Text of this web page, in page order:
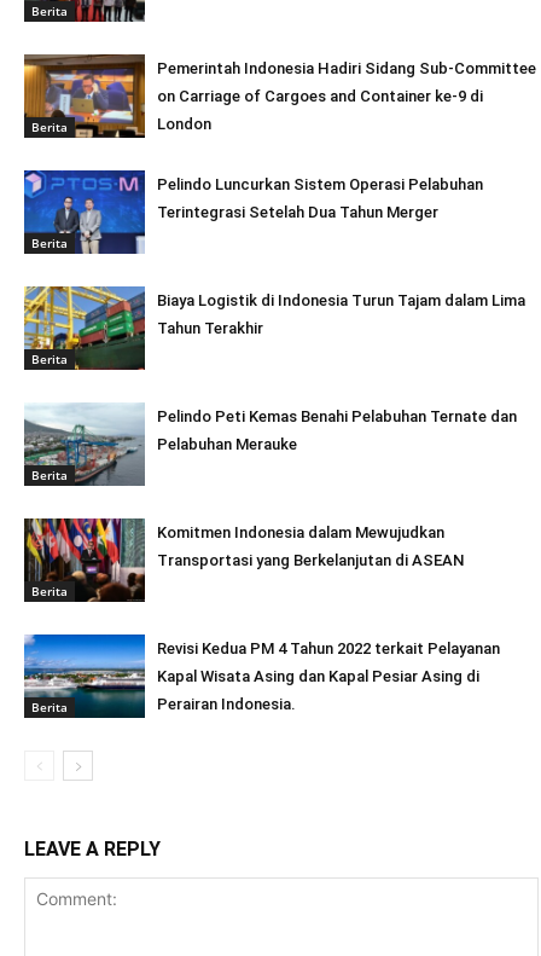
Berita
Berita
Pemerintah Indonesia Hadiri Sidang Sub-Committee
on Carriage of Cargoes and Container ke-9 di
London
Berita
Pelindo Luncurkan Sistem Operasi Pelabuhan
Terintegrasi Setelah Dua Tahun Merger
Berita
Biaya Logistik di Indonesia Turun Tajam dalam Lima
Tahun Terakhir
Berita
Pelindo Peti Kemas Benahi Pelabuhan Ternate dan
Pelabuhan Merauke
Berita
Komitmen Indonesia dalam Mewujudkan
Transportasi yang Berkelanjutan di ASEAN
Berita
Revisi Kedua PM 4 Tahun 2022 terkait Pelayanan
Kapal Wisata Asing dan Kapal Pesiar Asing di
Perairan Indonesia.
LEAVE A REPLY